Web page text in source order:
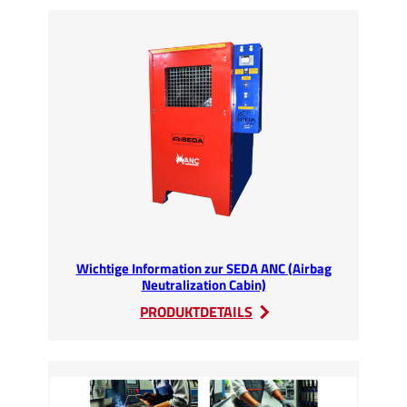
Wichtige Information zur SEDA ANC (Airbag
Neutralization Cabin)
PRODUKTDETAILS
:
zur
SEDA